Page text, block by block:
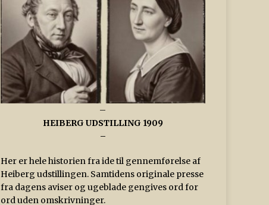
–
HEIBERG UDSTILLING 1909
–
Her er hele historien fra ide til gennemførelse af
Heiberg udstillingen. Samtidens originale presse
fra dagens aviser og ugeblade gengives ord for
ord uden omskrivninger.